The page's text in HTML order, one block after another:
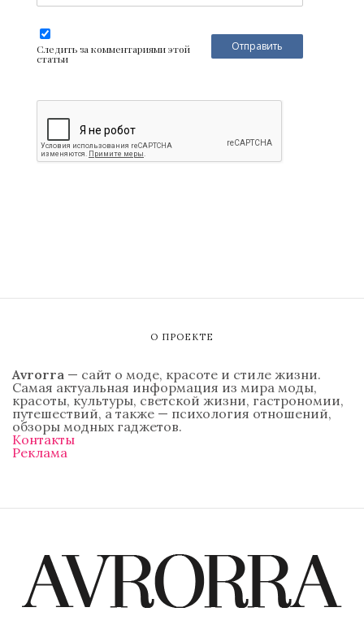
Следить за комментариями этой
статьи
О ПРОЕКТЕ
Avrorra — сайт о моде, красоте и стиле жизни.
Самая актуальная информация из мира моды,
красоты, культуры, светской жизни, гастрономии,
путешествий, а также — психология отношений,
обзоры модных гаджетов.
Контакты
Реклама